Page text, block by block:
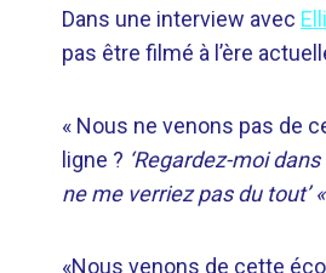
Dans une interview avec
pas être filmé à l’ère
« Nous ne venons pas de
ligne ? ‘Regardez-moi
ne me verriez pas du tout’ «
«Nous venons de cette